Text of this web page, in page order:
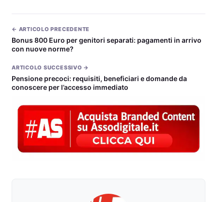
← ARTICOLO PRECEDENTE
Bonus 800 Euro per genitori separati: pagamenti in arrivo
con nuove norme?
ARTICOLO SUCCESSIVO →
Pensione precoci: requisiti, beneficiari e domande da
conoscere per l’accesso immediato